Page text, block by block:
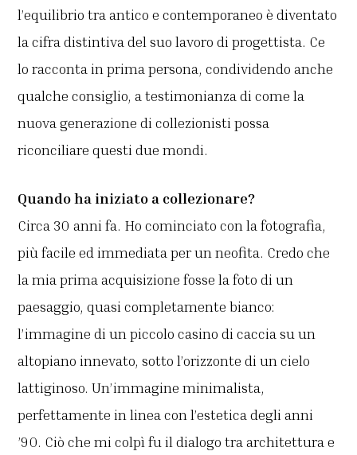
l’equilibrio tra antico e contemporaneo è diventato
la cifra distintiva del suo lavoro di progettista. Ce
lo racconta in prima persona, condividendo anche
qualche consiglio, a testimonianza di come la
nuova generazione di collezionisti possa
riconciliare questi due mondi.
Quando ha iniziato a collezionare?
Circa 30 anni fa. Ho cominciato con la fotografia,
più facile ed immediata per un neofita. Credo che
la mia prima acquisizione fosse la foto di un
paesaggio, quasi completamente bianco:
l’immagine di un piccolo casino di caccia su un
altopiano innevato, sotto l’orizzonte di un cielo
lattiginoso. Un’immagine minimalista,
perfettamente in linea con l’estetica degli anni
’90. Ciò che mi colpì fu il dialogo tra architettura e